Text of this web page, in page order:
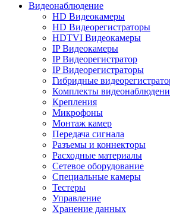
Видеонаблюдение
HD Видеокамеры
HD Видеорегистраторы
HDTVI Видеокамеры
IP Видеокамеры
IP Видеорегистратор
IP Видеорегистраторы
Гибридные
Комплекты
Крепления
Микрофоны
Монтаж камер
Передача сигнала
Разъемы и коннекторы
Расходные материалы
Сетевое оборудование
Специальные камеры
Тестеры
Управление
Хранение данных